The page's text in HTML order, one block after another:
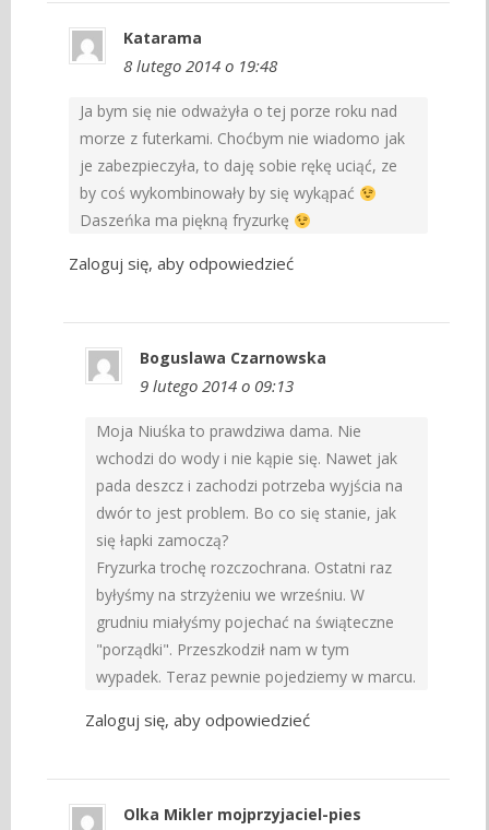
Katarama
8 lutego 2014 o 19:48
Ja bym się nie odważyła o tej porze roku nad
morze z futerkami. Choćbym nie wiadomo jak
je zabezpieczyła, to daję sobie rękę uciąć, ze
by coś wykombinowały by się wykąpać
Daszeńka ma piękną fryzurkę
Zaloguj się, aby odpowiedzieć
Boguslawa Czarnowska
9 lutego 2014 o 09:13
Moja Niuśka to prawdziwa dama. Nie
wchodzi do wody i nie kąpie się. Nawet jak
pada deszcz i zachodzi potrzeba wyjścia na
dwór to jest problem. Bo co się stanie, jak
się łapki zamoczą?
Fryzurka trochę rozczochrana. Ostatni raz
byłyśmy na strzyżeniu we wrześniu. W
grudniu miałyśmy pojechać na świąteczne
"porządki". Przeszkodził nam w tym
wypadek. Teraz pewnie pojedziemy w marcu.
Zaloguj się, aby odpowiedzieć
Olka Mikler mojprzyjaciel-pies